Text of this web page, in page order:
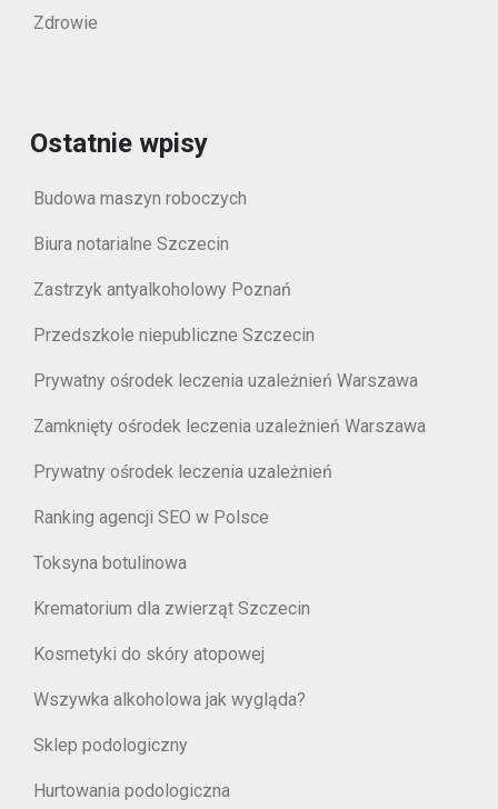
Zdrowie
Ostatnie wpisy
Budowa maszyn roboczych
Biura notarialne Szczecin
Zastrzyk antyalkoholowy Poznań
Przedszkole niepubliczne Szczecin
Prywatny ośrodek leczenia uzależnień Warszawa
Zamknięty ośrodek leczenia uzależnień Warszawa
Prywatny ośrodek leczenia uzależnień
Ranking agencji SEO w Polsce
Toksyna botulinowa
Krematorium dla zwierząt Szczecin
Kosmetyki do skóry atopowej
Wszywka alkoholowa jak wygląda?
Sklep podologiczny
Hurtowania podologiczna